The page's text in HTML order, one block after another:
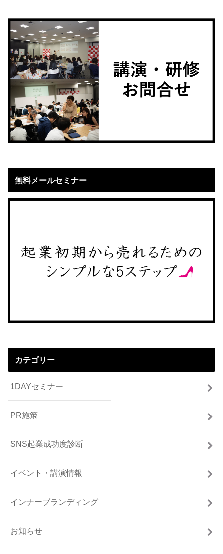
無料メールセミナー
カテゴリー
1DAYセミナー
PR施策
SNS起業成功度診断
イベント・講演情報
インナーブランディング
お知らせ